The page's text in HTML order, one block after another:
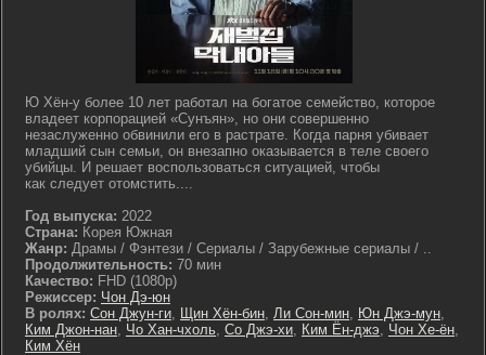
Ю Хён-у более 10 лет работал на богатое семейство, которое
владеет корпорацией «Сунъян», но они совершенно
незаслуженно обвинили его в растрате. Когда парня убивает
младший сын семьи, он внезапно оказывается в теле своего
убийцы. И решает воспользоваться ситуацией, чтобы
как следует отомстить....
Год выпуска: 2022
Страна: Корея Южная
Жанр: Драмы / Фэнтези / Сериалы / Зарубежные сериалы / ..
Продолжительность: 70 мин
Качество: FHD (1080p)
Режиссер: Чон Дэ-юн
В ролях: Сон Джун-ги, Щин Хён-бин, Ли Сон-мин, Юн Джэ-мун,
Ким Джон-нан, Чо Хан-чхоль, Со Джэ-хи, Ким Ён-джэ, Чон Хе-ён,
Ким Хён